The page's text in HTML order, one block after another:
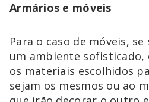
Armários e móveis
Para o caso de móveis,
um ambiente sofisticado,
os materiais escolhidos
sejam os mesmos ou ao